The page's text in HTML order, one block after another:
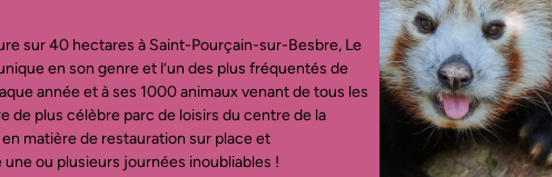
sur 40 hectares à Saint-Pourçain-sur-Besbre, Le
en son genre et l’un des plus fréquentés de
année et à ses 1000 animaux venant de tous les
de plus célèbre parc de loisirs du centre de la
matière de restauration sur place et
ou plusieurs journées inoubliables !